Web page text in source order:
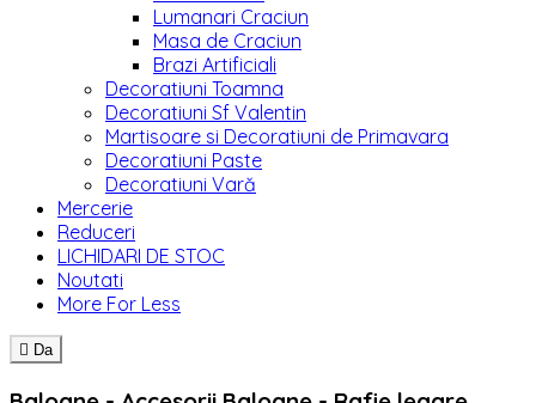
Lumanari Craciun
Masa de Craciun
Brazi Artificiali
Decoratiuni Toamna
Decoratiuni Sf Valentin
Martisoare si Decoratiuni de Primavara
Decoratiuni Paste
Decoratiuni Vară
Mercerie
Reduceri
LICHIDARI DE STOC
Noutati
More For Less
 Da